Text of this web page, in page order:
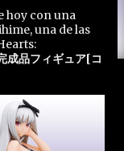
hoy con una
una de las
成品フィギュア[コ